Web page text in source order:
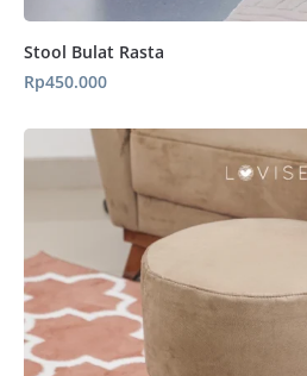
Stool Bulat Rasta
Rp450.000